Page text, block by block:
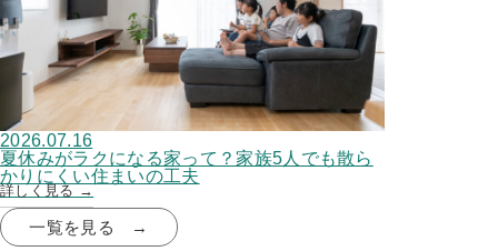
2026.07.16
夏休みがラクになる家って？家族5人でも散ら
かりにくい住まいの工夫
詳しく見る →
一覧を見る →